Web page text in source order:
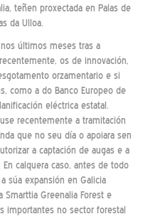
teñen proxectada en Palas de
da Ulloa.
últimos meses tras a
os de innovación,
orzamentario e si
como a do Banco Europeo de
eléctrica estatal.
recentemente a tramitación
que no seu día o apoiara sen
a captación de augas e a
calquera caso, antes de todo
súa expansión en Galicia
Greenalia Forest e
importantes no sector forestal